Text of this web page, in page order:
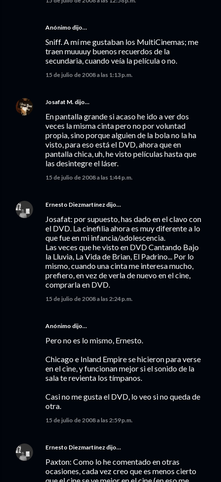
Anónimo dijo…
Sniff. A mí me gustaban los MultiCinemas; me
traen muuuuy buenos recuerdos de la
secundaria, cuando veía la película o no.
15 de julio de 2008 a las 1:13 p.m.
Josafat M. dijo…
En pantalla grande si acaso he ido a ver dos
veces la misma cinta pero no por voluntad
propia, sino porque alguien de la bola no la ha
visto, para eso está el DVD, ahora que en
pantalla chica, uh, he visto películas hasta que
las desintegre el láser.
15 de julio de 2008 a las 1:44 p.m.
Ernesto Diezmartínez dijo…
Josafat: por supuesto, has dado en el clavo con
el DVD. La cinefilia ahora es muy diferente a lo
que fue en mi infancia/adolescencia.
Las veces que he visto en DVD Cantando Bajo
la Lluvia, La Vida de Brian, El Padrino... Por lo
mismo, cuando una cinta me interesa mucho,
prefiero, en vez de verla de nuevo en el cine,
comprarla en DVD.
15 de julio de 2008 a las 2:24 p.m.
Anónimo dijo…
Pero no es lo mismo, Ernesto.
Chicago e Inland Empire se hicieron para verse
en el cine, y funcionan mejor si el sonido de la
sala te revienta los tímpanos.
Casi no me gusta el DVD, lo veo si no queda de
otra.
15 de julio de 2008 a las 2:59 p.m.
Ernesto Diezmartínez dijo…
Paxton: Como lo he comentado en otras
ocasiones, cada vez creo que es menos cierto